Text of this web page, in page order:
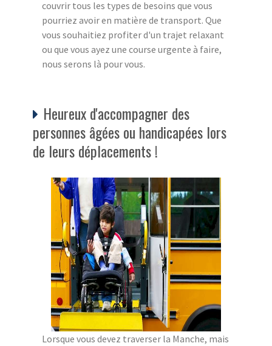
couvrir tous les types de besoins que vous
pourriez avoir en matière de transport. Que
vous souhaitiez profiter d'un trajet relaxant
ou que vous ayez une course urgente à faire,
nous serons là pour vous.
Heureux d'accompagner des
personnes âgées ou handicapées lors
de leurs déplacements !
Lorsque vous devez traverser la Manche, mais